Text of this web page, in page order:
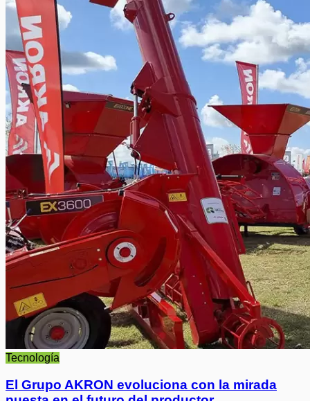
Tecnología
El Grupo AKRON evoluciona con la mirada